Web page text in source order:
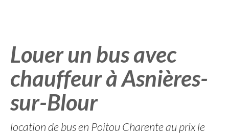
Louer un bus avec
chauffeur à Asnières-
sur-Blour
location de bus en Poitou Charente au prix le